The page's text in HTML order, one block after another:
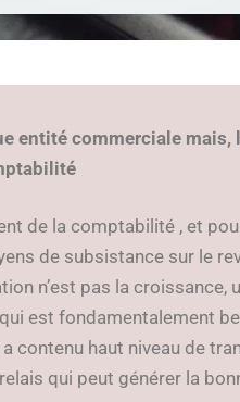
entité commerciale
de la comptabilité , et
de subsistance sur le
n’est pas la
est fondamentalement
contenu haut niveau de
qui peut générer la